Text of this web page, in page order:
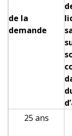
de la
demande
25 ans